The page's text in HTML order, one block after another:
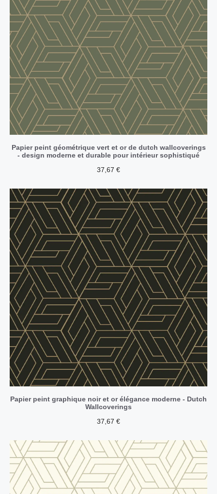
Papier peint géométrique vert et or de dutch wallcoverings
- design moderne et durable pour intérieur sophistiqué
37,67 €
Papier peint graphique noir et or élégance moderne - Dutch
Wallcoverings
37,67 €